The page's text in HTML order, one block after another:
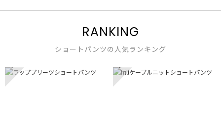
RANKING
ショートパンツの人気ランキング
1 2